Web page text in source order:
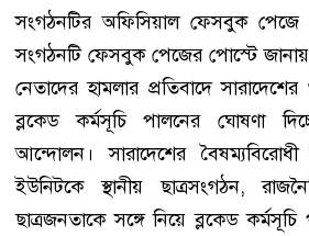
সংগঠনটির অফিসিয়াল ফেসবুক
সংগঠনটি ফেসবুক পেজের পোস্টে
নেতাদের হামলার প্রতিবাদে
ব্লকেড কর্মসূচি পালনের ঘোষণা
আন্দোলন। সারাদেশের
ইউনিটকে স্থানীয় ছাত্রসংগঠন,
ছাত্রজনতাকে সঙ্গে নিয়ে ব্লকেড